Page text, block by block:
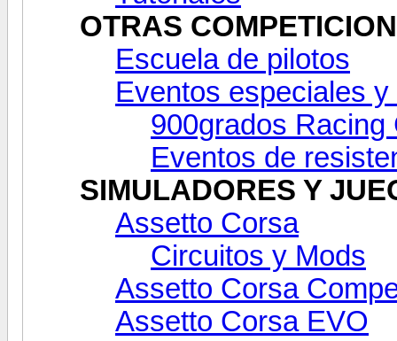
OTRAS
Escuela de pilotos
Eventos especiales
900grados Racing
Eventos de
SIMULADORES Y
Assetto Corsa
Circuitos y Mods
Assetto Corsa
Assetto Corsa EVO